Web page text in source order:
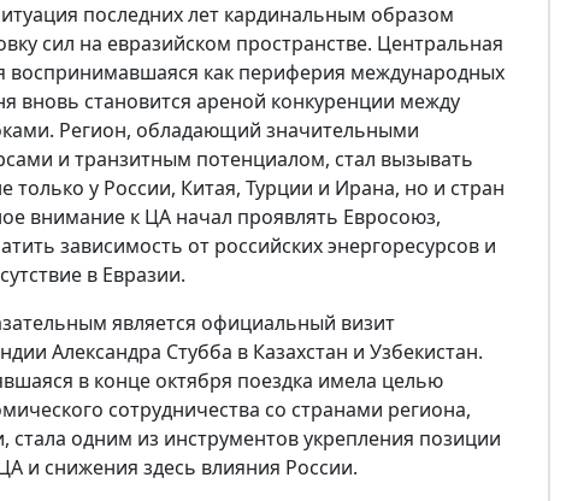
последних лет кардинальным образом
сил на евразийском пространстве. Центральная
воспринимавшаяся как периферия международных
вновь становится ареной конкуренции между
Регион, обладающий значительными
и транзитным потенциалом, стал вызывать
только у России, Китая, Турции и Ирана, но и стран
внимание к ЦА начал проявлять Евросоюз,
зависимость от российских энергоресурсов и
в Евразии.
является официальный визит
Александра Стубба в Казахстан и Узбекистан.
в конце октября поездка имела целью
сотрудничества со странами региона,
стала одним из инструментов укрепления позиции
и снижения здесь влияния России.